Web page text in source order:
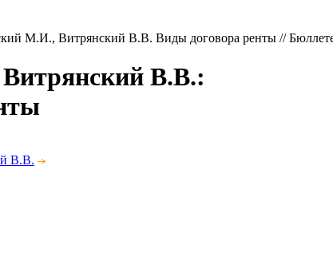
М.И., Витрянский В.В. Виды договора ренты //
В.В.:
В.В.